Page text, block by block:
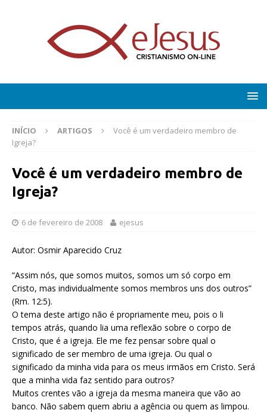
INÍCIO ARTIGOS
Você é um verdadeiro membro de
Igreja?
Você é um verdadeiro membro de
Igreja?
6 de fevereiro de 2008 ejesus
Autor: Osmir Aparecido Cruz
“Assim nós, que somos muitos, somos um só corpo em
Cristo, mas individualmente somos membros uns dos outros”
(Rm. 12:5).
O tema deste artigo não é propriamente meu, pois o li
tempos atrás, quando lia uma reflexão sobre o corpo de
Cristo, que é a igreja. Ele me fez pensar sobre qual o
significado de ser membro de uma igreja. Ou qual o
significado da minha vida para os meus irmãos em Cristo. Será
que a minha vida faz sentido para outros?
Muitos crentes vão a igreja da mesma maneira que vão ao
banco. Não sabem quem abriu a agência ou quem as limpou.